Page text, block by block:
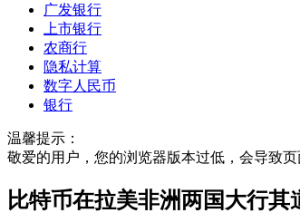
广发银行
上市银行
农商行
隐私计算
数字人民币
银行
温馨提示：
敬爱的用户，您的浏览器版本过低，会导致
比特币在拉美非洲两国大行